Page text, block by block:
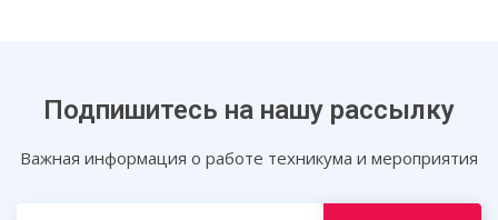
Подпишитесь на нашу рассылку
Важная информация о работе техникума и мероприятия